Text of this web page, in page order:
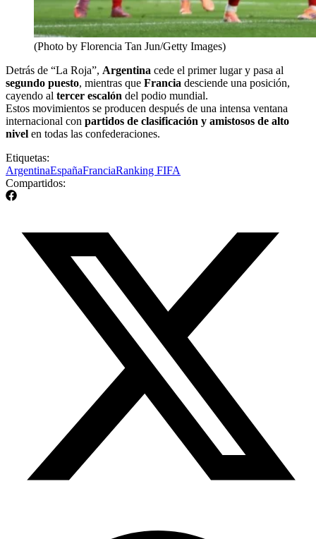
(Photo by Florencia Tan Jun/Getty Images)
Detrás de “La Roja”, Argentina cede el primer lugar y pasa al
segundo puesto, mientras que Francia desciende una posición,
cayendo al tercer escalón del podio mundial.
Estos movimientos se producen después de una intensa ventana
internacional con partidos de clasificación y amistosos de alto
nivel en todas las confederaciones.
Etiquetas:
ArgentinaEspañaFranciaRanking FIFA
Compartidos: